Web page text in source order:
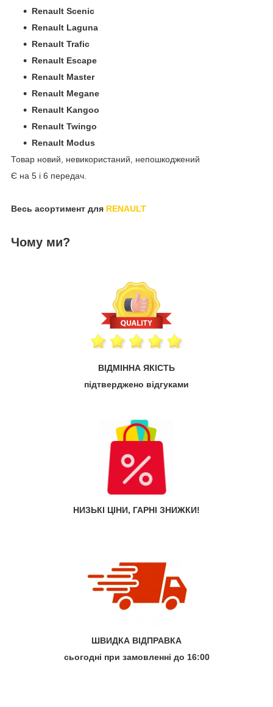
Renault Scenic
Renault Laguna
Renault Trafic
Renault Escape
Renault Master
Renault Megane
Renault Kangoo
Renault Twingo
Renault Modus
Товар новий, невикористаний, непошкоджений
Є на 5 і 6 передач.
Весь асортимент для RENAULT
Чому ми?
ВІДМІННА ЯКІСТЬ
підтверджено відгуками
НИЗЬКІ ЦІНИ, ГАРНІ ЗНИЖКИ!
ШВИДКА ВІДПРАВКА
сьогодні при замовленні до 16:00